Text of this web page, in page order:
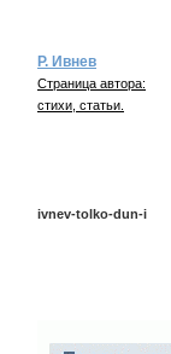
Р. Ивнев
Страница автора:
стихи, статьи.
ivnev-tolko-dun-i